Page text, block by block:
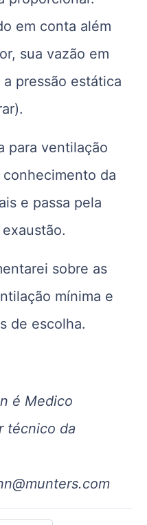
em conta além
sua vazão em
pressão estática
para ventilação
da
e passa pela
sobre as
mínima e
de escolha.
é Medico
técnico da